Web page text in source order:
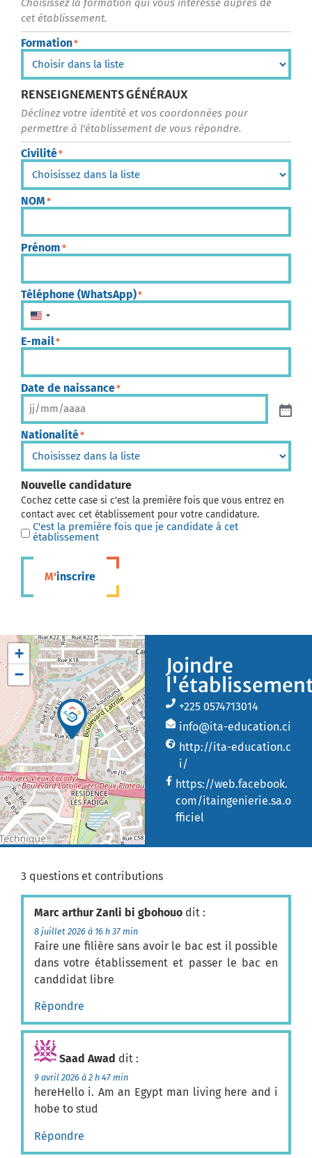
Choisissez la formation qui vous intéresse auprès de
cet établissement.
Formation*
RENSEIGNEMENTS GÉNÉRAUX
Déclinez votre identité et vos coordonnées pour
permettre à l'établissement de vous répondre.
Civilité*
NOM *
Prénom *
Téléphone (WhatsApp)*
États-Unis +1
E-mail*
Date de naissance*
Nationalité*
Nouvelle candidature
Cochez cette case si c'est la première fois que vous entrez en
contact avec cet établissement pour votre candidature.
C'est la première fois que je candidate à cet
établissement
M'inscrire
+
−
Joindre
+225 0574713014
info@ita-education.ci
http://ita-education.c
i/
https://web.facebook.
com/itaingenierie.sa.o
fficiel
3 questions et contributions
Marc arthur Zanli bi gbohouo dit :
8 juillet 2026 à 16 h 37 min
Faire une filière sans avoir le bac est il possible
dans votre établissement et passer le bac en
canddidat libre
Répondre
Saad Awad dit :
9 avril 2026 à 2 h 47 min
hereHello i. Am an Egypt man living here and i
hobe to stud
Répondre